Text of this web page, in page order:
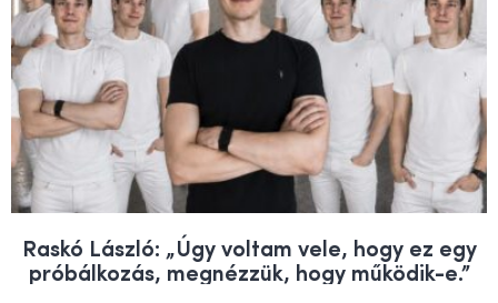
Raskó László: „Úgy voltam vele, hogy ez egy
próbálkozás, megnézzük, hogy működik-e.”